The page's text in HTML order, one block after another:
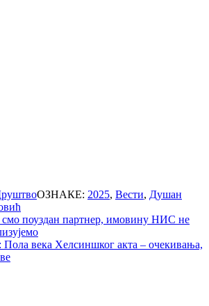
ОЗНАКЕ: 2025, Вести, Душан
поуздан партнер, имовину НИС не
Пола века Хелсиншког акта – очекивања,